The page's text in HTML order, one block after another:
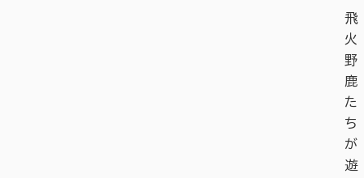
飛
火
野
鹿
た
ち
が
遊